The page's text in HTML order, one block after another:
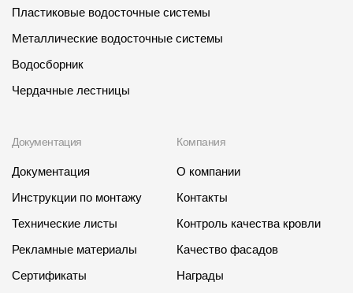
Пластиковые водосточные системы
Металлические водосточные системы
Водосборник
Чердачные лестницы
Документация
Документация
Инструкции по монтажу
Технические листы
Рекламные материалы
Сертификаты
Компания
О компании
Контакты
Контроль качества кровли
Качество фасадов
Награды